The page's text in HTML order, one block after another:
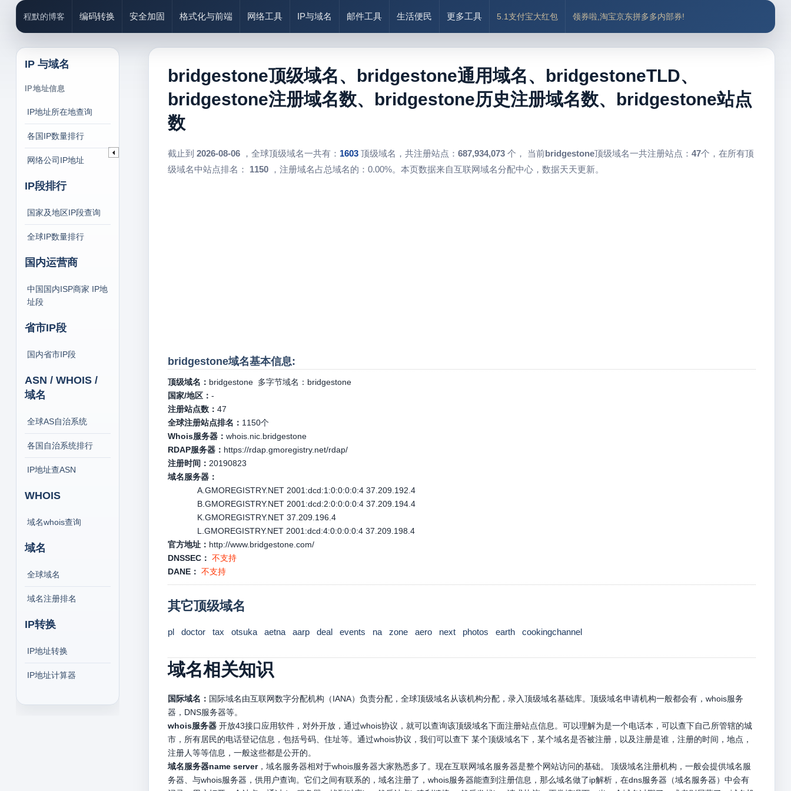
程默的博客 编码转换 安全加固 格式化与前端 网络工具 IP与域名 邮件工具 生活便民 更多工具 5.1支付宝大红包 领券啦,淘宝京东拼多多内部券!
IP 与域名
IP地址信息
IP地址所在地查询
各国IP数量排行
网络公司IP地址
IP段排行
国家及地区IP段查询
全球IP数量排行
国内运营商
中国国内ISP商家 IP地
址段
省市IP段
国内省市IP段
ASN / WHOIS /
域名
全球AS自治系统
各国自治系统排行
IP地址查ASN
WHOIS
域名whois查询
域名
全球域名
域名注册排名
IP转换
IP地址转换
IP地址计算器
bridgestone顶级域名、bridgestone通用域名、bridgestoneTLD、
bridgestone注册域名数、bridgestone历史注册域名数、bridgestone站点
数
截止到 2026-08-06，全球顶级域名一共有： 1603 顶级域名，共注册站点： 687,934,073 个， 当前bridgestone顶级域名一共注册站点： 47个，在所有顶
级域名中站点排名： 1150，注册域名占总域名的：0.00%。本页数据来自互联网域名分配中心，数据天天更新。
bridgestone域名基本信息:
顶级域名： bridgestone多字节域名： bridgestone
国家/地区： -
注册站点数： 47
全球注册站点排名： 1150个
Whois服务器： whois.nic.bridgestone
RDAP服务器： https://rdap.gmoregistry.net/rdap/
注册时间： 20190823
域名服务器：
A.GMOREGISTRY.NET 2001:dcd:1:0:0:0:0:4 37.209.192.4
B.GMOREGISTRY.NET 2001:dcd:2:0:0:0:0:4 37.209.194.4
K.GMOREGISTRY.NET 37.209.196.4
L.GMOREGISTRY.NET 2001:dcd:4:0:0:0:0:4 37.209.198.4
官方地址： http://www.bridgestone.com/
DNSSEC： 不支持
DANE： 不支持
其它顶级域名
pl doctor tax otsuka aetna aarp deal events na zone aero next photos earth cookingchannel
域名相关知识
国际域名： 国际域名由互联网数字分配机构（IANA）负责分配，全球顶级域名从该机构分配，录入顶级域名基础库。顶级域名申请机构一般都会有，whois服务
器，DNS服务器等。
whois服务器开放43接口应用软件，对外开放，通过whois协议，就可以查询该顶级域名下面注册站点信息。可以理解为是一个电话本，可以查下自己所管辖的城
市，所有居民的电话登记信息，包括号码、住址等。通过whois协议，我们可以查下 某个顶级域名下，某个域名是否被注册，以及注册是谁，注册的时间，地点，
注册人等等信息，一般这些都是公开的。
域名服务器name server，域名服务器相对于whois服务器大家熟悉多了。现在互联网域名服务器是整个网站访问的基础。 顶级域名注册机构，一般会提供域名服
务器、与whois服务器，供用户查询。它们之间有联系的，域名注册了，whois服务器能查到注册信息，那么域名做了ip解析，在dns服务器（域名服务器）中会有